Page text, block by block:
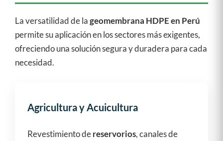
La versatilidad de lageomembrana HDPE en Perú
permite su aplicación en los sectores más exigentes,
ofreciendo una solución segura y duradera para cada
necesidad.
Agricultura y Acuicultura
Revestimiento dereservorios, canales de